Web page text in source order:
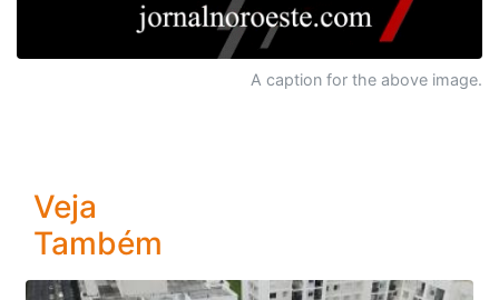
A caption for the above image.
Veja
Também